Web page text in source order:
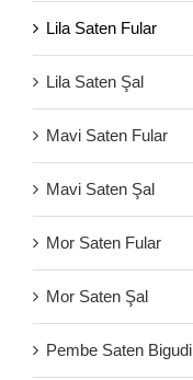
Lila Saten Fular
Lila Saten Şal
Mavi Saten Fular
Mavi Saten Şal
Mor Saten Fular
Mor Saten Şal
Pembe Saten Bigudi